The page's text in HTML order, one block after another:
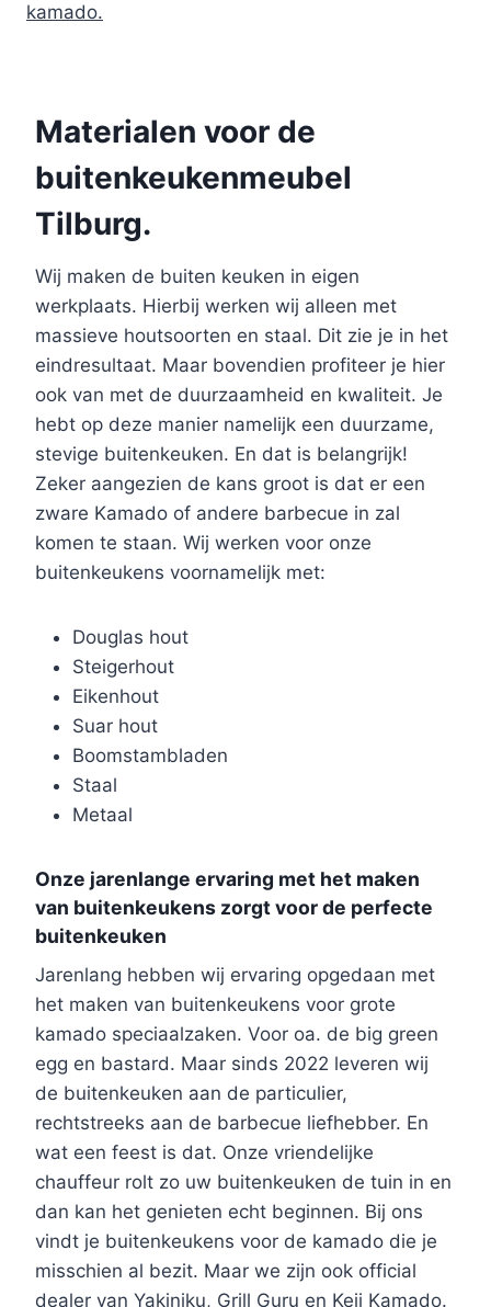
kamado.
Materialen voor de
buitenkeukenmeubel
Tilburg.
Wij maken de buiten keuken in eigen
werkplaats. Hierbij werken wij alleen met
massieve houtsoorten en staal. Dit zie je in het
eindresultaat. Maar bovendien profiteer je hier
ook van met de duurzaamheid en kwaliteit. Je
hebt op deze manier namelijk een duurzame,
stevige buitenkeuken. En dat is belangrijk!
Zeker aangezien de kans groot is dat er een
zware Kamado of andere barbecue in zal
komen te staan. Wij werken voor onze
buitenkeukens voornamelijk met:
Douglas hout
Steigerhout
Eikenhout
Suar hout
Boomstambladen
Staal
Metaal
Onze jarenlange ervaring met het maken
van buitenkeukens zorgt voor de perfecte
buitenkeuken
Jarenlang hebben wij ervaring opgedaan met
het maken van buitenkeukens voor grote
kamado speciaalzaken. Voor oa. de big green
egg en bastard. Maar sinds 2022 leveren wij
de buitenkeuken aan de particulier,
rechtstreeks aan de barbecue liefhebber. En
wat een feest is dat. Onze vriendelijke
chauffeur rolt zo uw buitenkeuken de tuin in en
dan kan het genieten echt beginnen. Bij ons
vindt je buitenkeukens voor de kamado die je
misschien al bezit. Maar we zijn ook official
dealer van Yakiniku, Grill Guru en Keij Kamado.